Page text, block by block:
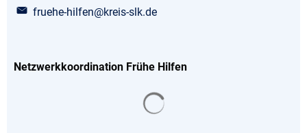
fruehe-hilfen@kreis-slk.de
Netzwerkkoordination Frühe Hilfen